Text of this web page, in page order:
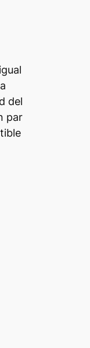
del
par